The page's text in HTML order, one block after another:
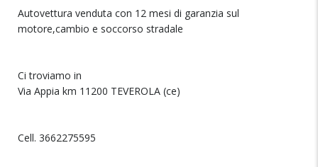
Autovettura venduta con 12 mesi di garanzia sul
motore,cambio e soccorso stradale
Ci troviamo in
Via Appia km 11200 TEVEROLA (ce)
Cell. 3662275595